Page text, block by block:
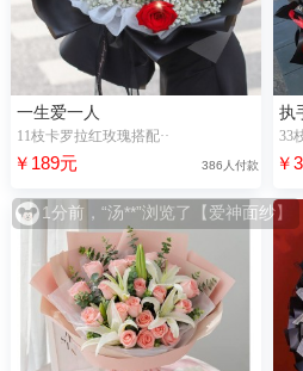
一生爱一人
11枝卡罗拉红玫瑰搭配··
￥189元 386人付款
执
33
￥
1分前，“汤**”浏览了【爱神面纱】